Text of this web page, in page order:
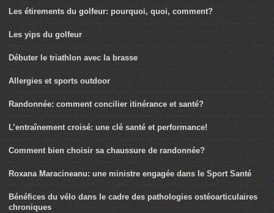
Les étirements du golfeur: pourquoi, quoi, comment?
Les yips du golfeur
Débuter le triathlon avec la brasse
Allergies et sports outdoor
Randonnée: comment concilier itinérance et santé?
L’entraînement croisé: une clé santé et performance!
Comment bien choisir sa chaussure de randonnée?
Roxana Maracineanu: une ministre engagée dans le Sport Santé
Bénéfices du vélo dans le cadre des pathologies ostéoarticulaires
chroniques